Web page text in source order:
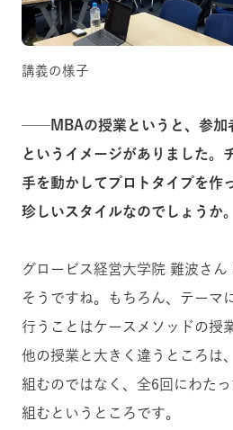
講義の様子
──MBAの授業というと、参加
というイメージがありました。
手を動かしてプロトタイプを作
珍しいスタイルなのでしょうか。
グロービス経営大学院 難波さん
そうですね。もちろん、テーマ
行うことはケースメソッドの授
他の授業と大きく違うところは
組むのではなく、全6回にわた
組むというところです。